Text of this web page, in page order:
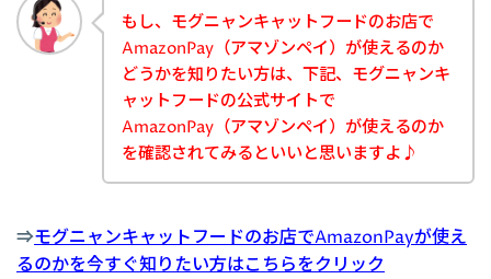
もし、モグニャンキャットフードのお店で
AmazonPay（アマゾンペイ）が使えるのか
どうかを知りたい方は、下記、モグニャンキ
ャットフードの公式サイトで
AmazonPay（アマゾンペイ）が使えるのか
を確認されてみるといいと思いますよ♪
⇒モグニャンキャットフードのお店でAmazonPayが使え
るのかを今すぐ知りたい方はこちらをクリック